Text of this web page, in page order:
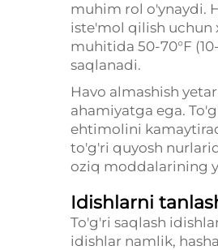
muhim rol o'ynaydi.
iste'mol qilish uchun
muhitida 50-70°F
saqlanadi.
Havo almashish
ahamiyatga ega.
ehtimolini
to'g'ri quyosh
oziq moddalarining
Idishlarni
To'g'ri saqlash
idishlar namlik,